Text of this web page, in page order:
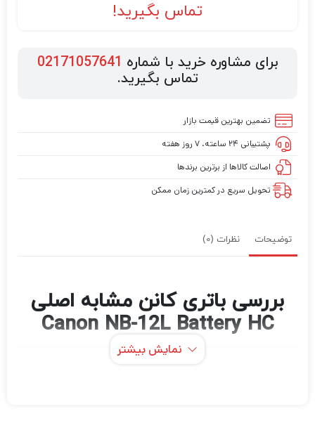
تماس بگیرید!
برای مشاوره خرید با شماره 02171057641
تماس بگیرید.
تضمین بهترین قیمت بازار
پشتیبانی ۲۴ ساعته، ۷ روز هفته
اصالت کالاها از برترین برندها
تحویل سریع در کمترین زمان ممکن
توضیحات نظرات (0)
بررسی باتری کانن مشابه اصلی
Canon NB-12L Battery HC
نمایش بیشتر